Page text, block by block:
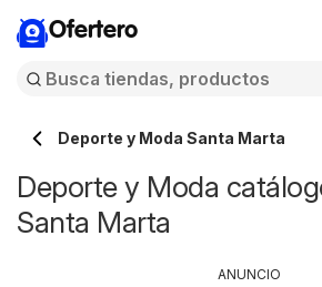
Ofertero
Deporte y Moda Santa Marta
Deporte y Moda
Santa Marta
ANUNCIO